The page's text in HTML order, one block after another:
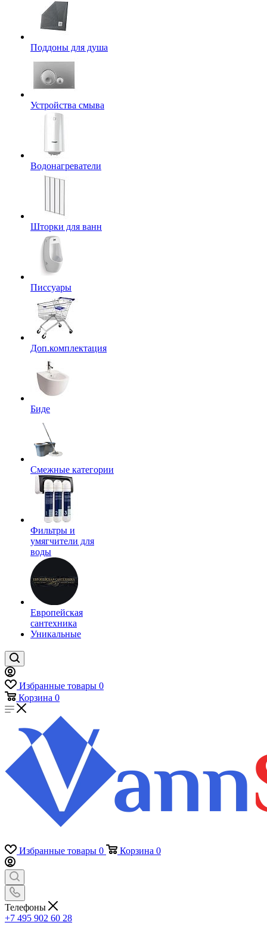
Поддоны для душа
Устройства смыва
Водонагреватели
Шторки для ванн
Писсуары
Доп.комплектация
Биде
Смежные категории
Фильтры и
умягчители для
воды
Европейская
сантехника
Уникальные
Избранные товары 0
Корзина 0
Избранные товары 0 Корзина 0
Телефоны
+7 495 902 60 28